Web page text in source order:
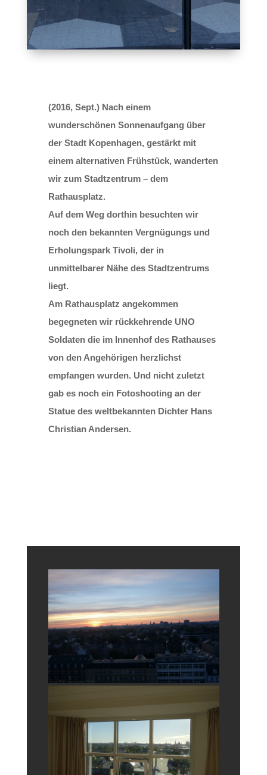
(2016, Sept.) Nach einem
wunderschönen Sonnenaufgang über
der Stadt Kopenhagen, gestärkt mit
einem alternativen Frühstück, wanderten
wir zum Stadtzentrum – dem
Rathausplatz.
Auf dem Weg dorthin besuchten wir
noch den bekannten Vergnügungs und
Erholungspark Tivoli, der in
unmittelbarer Nähe des Stadtzentrums
liegt.
Am Rathausplatz angekommen
begegneten wir rückkehrende UNO
Soldaten die im Innenhof des Rathauses
von den Angehörigen herzlichst
empfangen wurden. Und nicht zuletzt
gab es noch ein Fotoshooting an der
Statue des weltbekannten Dichter Hans
Christian Andersen.